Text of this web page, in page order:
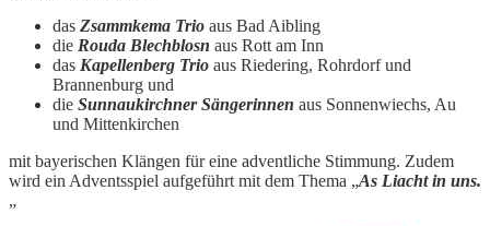
das Zsammkema Trio aus Bad Aibling
die Rouda Blechblosn aus Rott am Inn
das Kapellenberg Trio aus Riedering, Rohrdorf und
Brannenburg und
die Sunnaukirchner Sängerinnen aus Sonnenwiechs, Au
und Mittenkirchen
mit bayerischen Klängen für eine adventliche Stimmung. Zudem
wird ein Adventsspiel aufgeführt mit dem Thema „As Liacht in uns.
„